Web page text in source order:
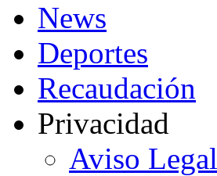
News
Deportes
Recaudación
Privacidad
Aviso Legal